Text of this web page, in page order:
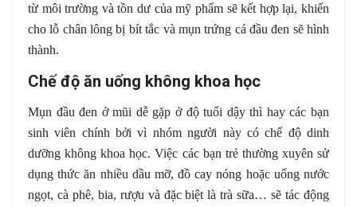
từ môi trường và tồn dư của mỹ phẩm sẽ kết hợp lại, khiến
cho lỗ chân lông bị bít tắc và mụn trứng cá đầu đen sẽ hình
thành.
Chế độ ăn uống không khoa học
Mụn đầu đen ở mũi dễ gặp ở độ tuổi dậy thì hay các bạn
sinh viên chính bởi vì nhóm người này có chế độ dinh
dưỡng không khoa học. Việc các bạn trẻ thường xuyên sử
dụng thức ăn nhiều dầu mỡ, đồ cay nóng hoặc uống nước
ngọt, cà phê, bia, rượu và đặc biệt là trà sữa… sẽ tác động